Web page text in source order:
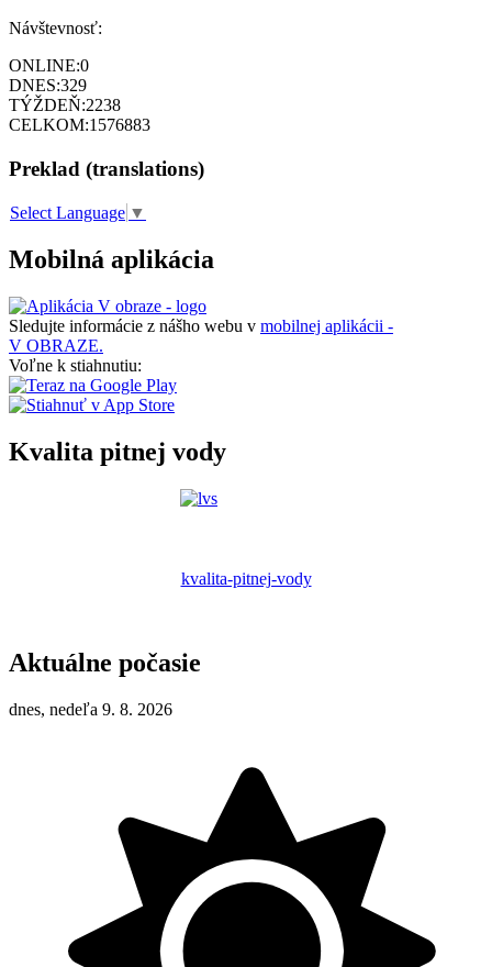
Návštevnosť:
ONLINE:0
DNES:329
TÝŽDEŇ:2238
CELKOM:1576883
Preklad (translations)
Select Language ▼
Mobilná aplikácia
Sledujte informácie z nášho webu v mobilnej aplikácii -
V OBRAZE.
Voľne k stiahnutiu:
Kvalita pitnej vody
kvalita-pitnej-vody
Aktuálne počasie
dnes, nedeľa 9. 8. 2026